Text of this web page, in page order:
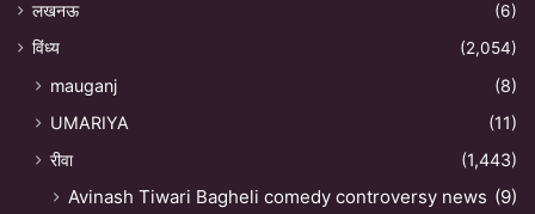
लखनऊ
(6)
विंध्य
(2,054)
mauganj
(8)
UMARIYA
(11)
रीवा
(1,443)
Avinash Tiwari Bagheli comedy controversy news (9)